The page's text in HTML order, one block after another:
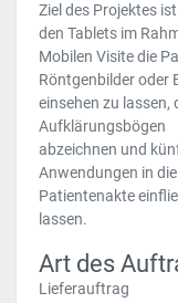
Ziel des Projektes
den Tablets im
Mobilen Visite die
Röntgenbilder oder
einsehen zu lassen,
Aufklärungsbögen
abzeichnen und
Anwendungen in
Patientenakte
lassen.
Art des
Lieferauftrag